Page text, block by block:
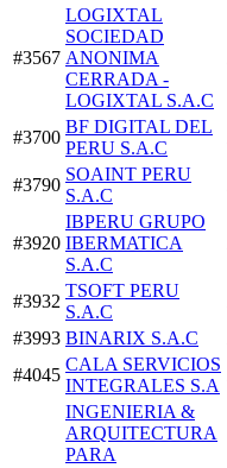
#3567
LOGIXTAL
SOCIEDAD
ANONIMA
CERRADA -
LOGIXTAL S.A.C
#3700
BF DIGITAL DEL
PERU S.A.C
#3790
SOAINT PERU
S.A.C
#3920
IBPERU GRUPO
IBERMATICA
S.A.C
#3932
TSOFT PERU
S.A.C
#3993 BINARIX S.A.C
#4045
CALA SERVICIOS
INTEGRALES S.A
INGENIERIA &
ARQUITECTURA
PARA